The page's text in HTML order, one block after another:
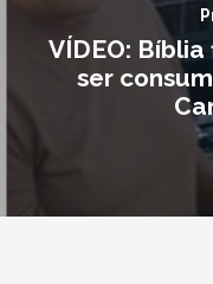
VÍDEO:
ser